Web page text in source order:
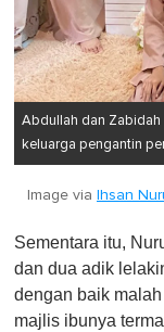
Abdullah dan
keluarga pengantin
Image via Ihsan
Sementara itu,
dan dua adik
dengan baik
majlis ibunya